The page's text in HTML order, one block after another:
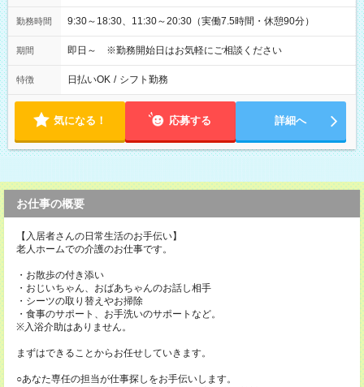
勤務時間 9:30～18:30、11:30～20:30（実働7.5時間・休憩90分）
期間 即日～ ※勤務開始日はお気軽にご相談ください
特徴 日払いOK / シフト勤務
気になる！ 応募する 詳細へ
お仕事の概要
【入居者さんの日常生活のお手伝い】
老人ホームでの介護のお仕事です。
・お散歩の付き添い
・おじいちゃん、おばあちゃんのお話し相手
・シーツの取り替えやお掃除
・食事のサポート、お手洗いのサポートなど。
※入浴介助はありません。
まずはできることからお任せしていきます。
○あなた専任の担当が仕事探しをお手伝いします。